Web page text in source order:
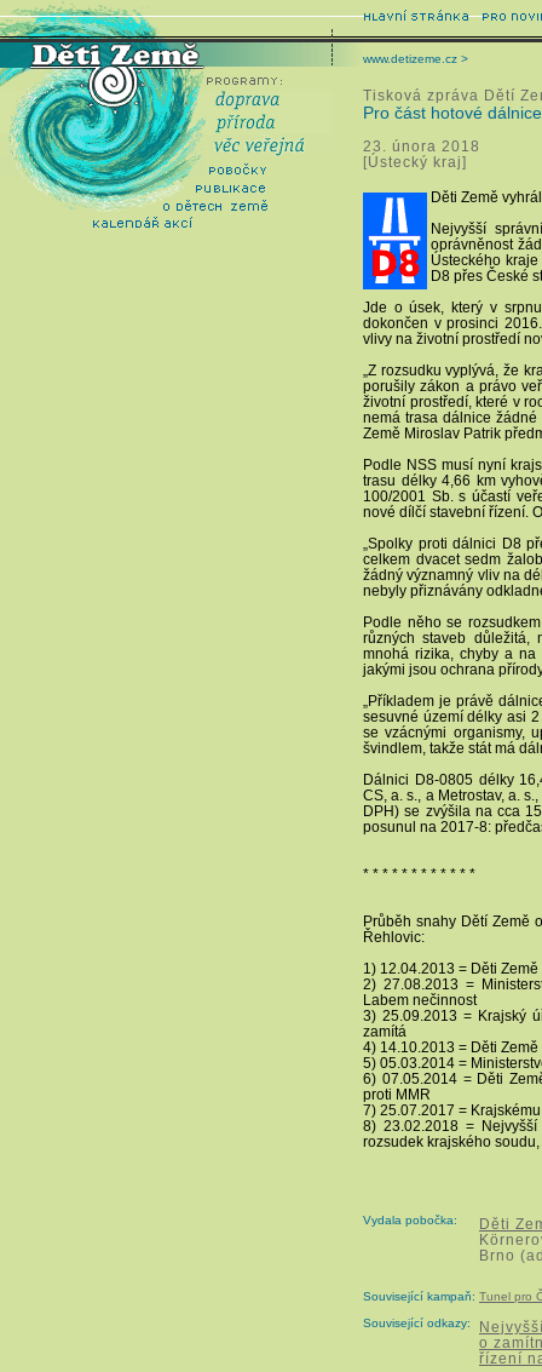
www.detizeme.cz >
Tisková zpráva Dětí
Pro část hotové
23. února 2018
[Ústecký kraj]
Děti Země
Nejvyšší
oprávněnost
Ústeckého
D8 přes České
Jde o úsek, který v
dokončen v prosinci
vlivy na životní prostředí
„Z rozsudku vyplývá, že
porušily zákon a právo
životní prostředí, které v
nemá trasa dálnice žádné
Země Miroslav Patrik
Podle NSS musí nyní
trasu délky 4,66 km
100/2001 Sb. s účastí
nové dílčí stavební řízení.
„Spolky proti dálnici D8
celkem dvacet sedm
žádný významný vliv na
nebyly přiznávány
Podle něho se
různých staveb
mnohá rizika, chyby a na
jakými jsou ochrana
„Příkladem je právě
sesuvné území délky asi
se vzácnými organismy,
švindlem, takže stát má
Dálnici D8-0805 délky
CS, a. s., a Metrostav, a.
DPH) se zvýšila na cca
posunul na 2017-8:
* * * * * * * * * * * *
Průběh snahy Dětí Země
Řehlovic:
1) 12.04.2013 = Děti
2) 27.08.2013 =
Labem nečinnost
3) 25.09.2013 = Krajský
zamítá
4) 14.10.2013 = Děti
5) 05.03.2014 =
6) 07.05.2014 = Děti
proti MMR
7) 25.07.2017 =
8) 23.02.2018 =
rozsudek krajského
Vydala pobočka:
Děti
Brno
Související kampaň: Tunel pro
Související odkazy:
o
řízení